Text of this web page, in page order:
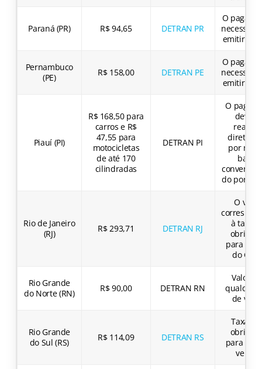
Paraná (PR) R$ 94,65 DETRAN PR
O
emitir o
Pernambuco
(PE)
R$ 158,00 DETRAN PE
O
emitir o
Piauí (PI)
R$ 168,50 para
carros e R$
47,55 para
motocicletas
de até 170
cilindradas
DETRAN PI
O
deve
por
do portal
Rio de Janeiro
(RJ)
R$ 293,71 DETRAN RJ
O
à taxa
para
do
Rio Grande
do Norte (RN)
R$ 90,00 DETRAN RN
Valor
qualquer
de
Rio Grande
do Sul (RS)
R$ 114,09 DETRAN RS
Taxa
para